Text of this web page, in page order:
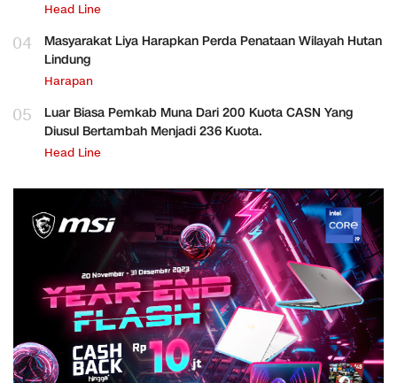
Head Line
04
Masyarakat Liya Harapkan Perda Penataan Wilayah Hutan
Lindung
Harapan
05
Luar Biasa Pemkab Muna Dari 200 Kuota CASN Yang
Diusul Bertambah Menjadi 236 Kuota.
Head Line